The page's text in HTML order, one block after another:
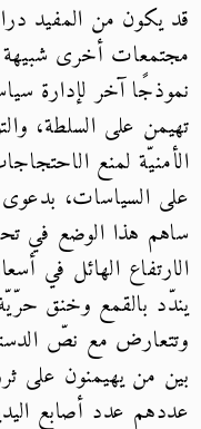
قد يكون من المفيد
مجتمعات أخرى شبيهة
نموذجًا آخر لإدارة
تهيمن على السلطة،
الأمنيّة لمنع
على السياسات،
ساهم هذا الوضع في
الارتفاع الهائل في
يندّد بالقمع وخنق
وتتعارض مع نصّ
بين من يهيمنون على
عددهم عدد أصابع